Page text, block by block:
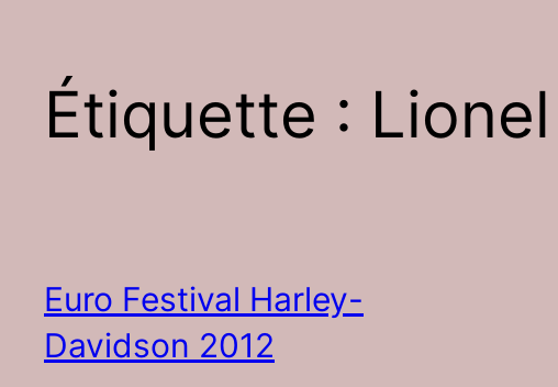
Étiquette :
Euro Festival Harley-
Davidson 2012